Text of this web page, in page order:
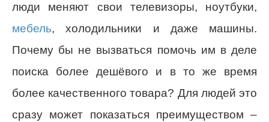
люди меняют свои телевизоры, ноутбуки,
мебель, холодильники и даже машины.
Почему бы не вызваться помочь им в деле
поиска более дешёвого и в то же время
более качественного товара? Для людей это
сразу может показаться преимуществом –